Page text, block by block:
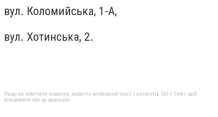
вул. Коломийська, 1-А,
вул. Хотинська, 2.
Якщо ви помітили помилку, виділіть необхідний текст і натисніть Ctrl + Enter, щоб
повідомити про це редакцію